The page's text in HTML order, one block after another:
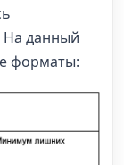
На данный
форматы: